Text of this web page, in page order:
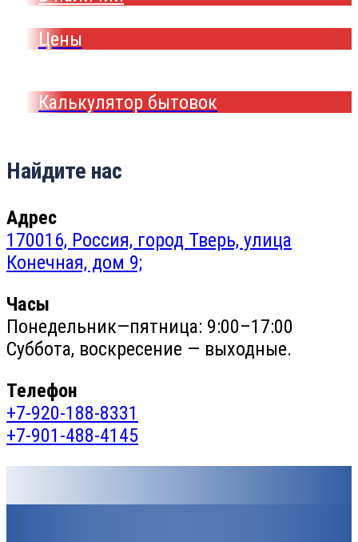
Цены
Калькулятор бытовок
Найдите нас
Адрес
170016, Россия, город Тверь, улица
Конечная, дом 9;
Часы
Понедельник—пятница: 9:00–17:00
Суббота, воскресение — выходные.
Телефон
+7-920-188-8331
+7-901-488-4145